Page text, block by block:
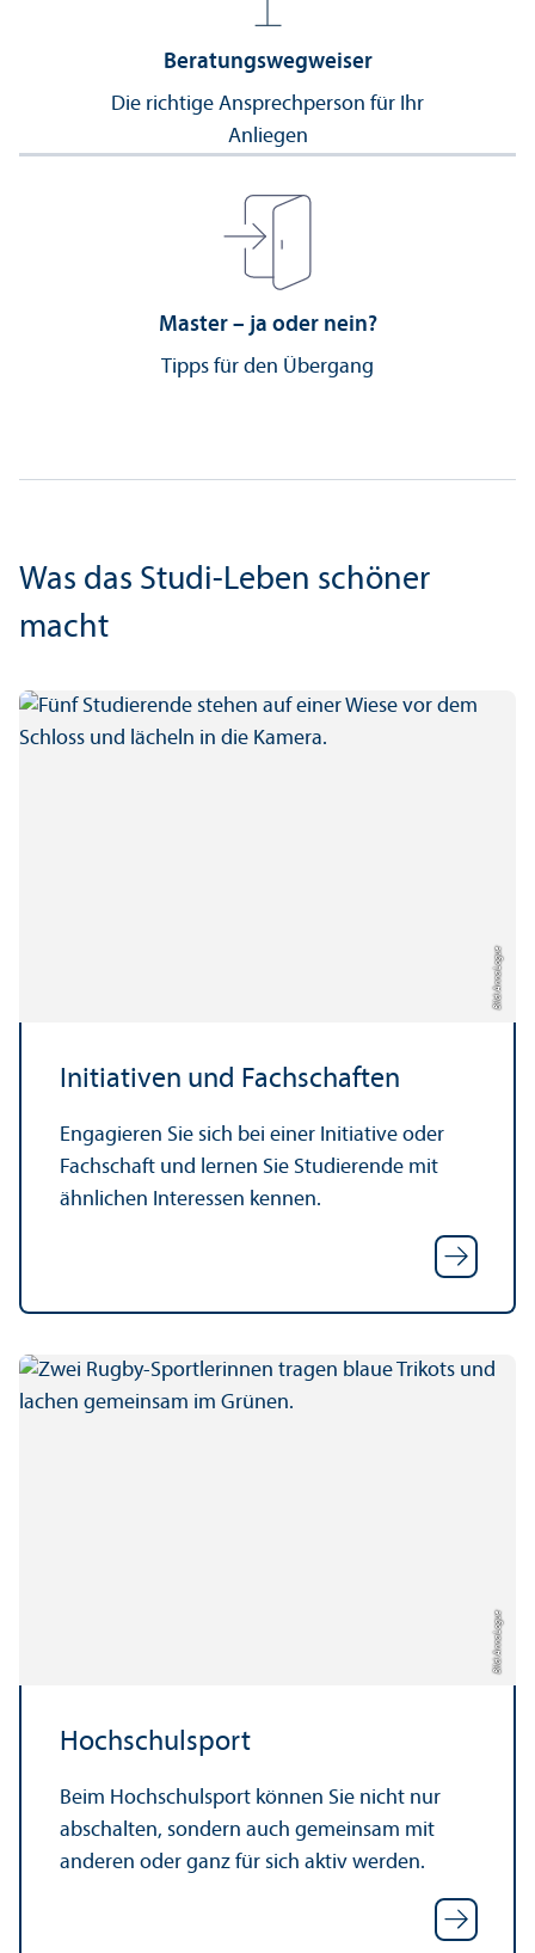
Beratungs­wegweiser
Die richtige Ansprechperson für Ihr
Anliegen
Master – ja oder nein?
Tipps für den Über­gang
Was das Studi-Leben schöner
macht
Bild: Anna Logue
Initiativen und Fach­schaften
Engagieren Sie sich bei einer Initiative oder
Fach­schaft und lernen Sie Studierende mit
ähnlichen Interessen kennen.
Bild: Anna Logue
Hochschul­sport
Beim Hochschul­sport können Sie nicht nur
abschalten, sondern auch gemeinsam mit
anderen oder ganz für sich aktiv werden.